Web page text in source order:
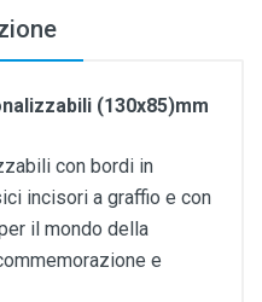
(130x85)mm
con bordi in
incisori a graffio e con
il mondo della
e